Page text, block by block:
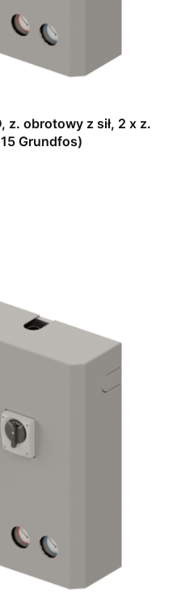
z. obrotowy z sił, 2 x z.
Grundfos)